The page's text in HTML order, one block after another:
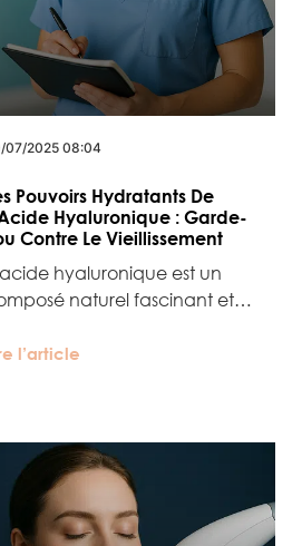
07/2025 08:04
Pouvoirs Hydratants De
Hyaluronique : Garde-
Contre Le Vieillissement
hyaluronique est un
naturel fascinant et…
l’article